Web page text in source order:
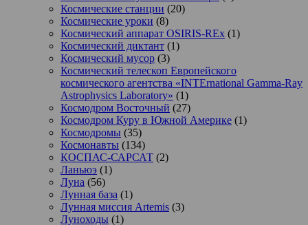
Космические станции (20)
Космические уроки (8)
Космический аппарат OSIRIS-REx (1)
Космический диктант (1)
Космический мусор (3)
Космический телескоп Европейского
космического агентства «INTErnational Gamma-Ray
Astrophysics Laboratory» (1)
Космодром Восточный (27)
Космодром Куру в Южной Америке (1)
Космодромы (35)
Космонавты (134)
КОСПАС-САРСАТ (2)
Ланьюэ (1)
Луна (56)
Лунная база (1)
Лунная миссия Artemis (3)
Луноходы (1)